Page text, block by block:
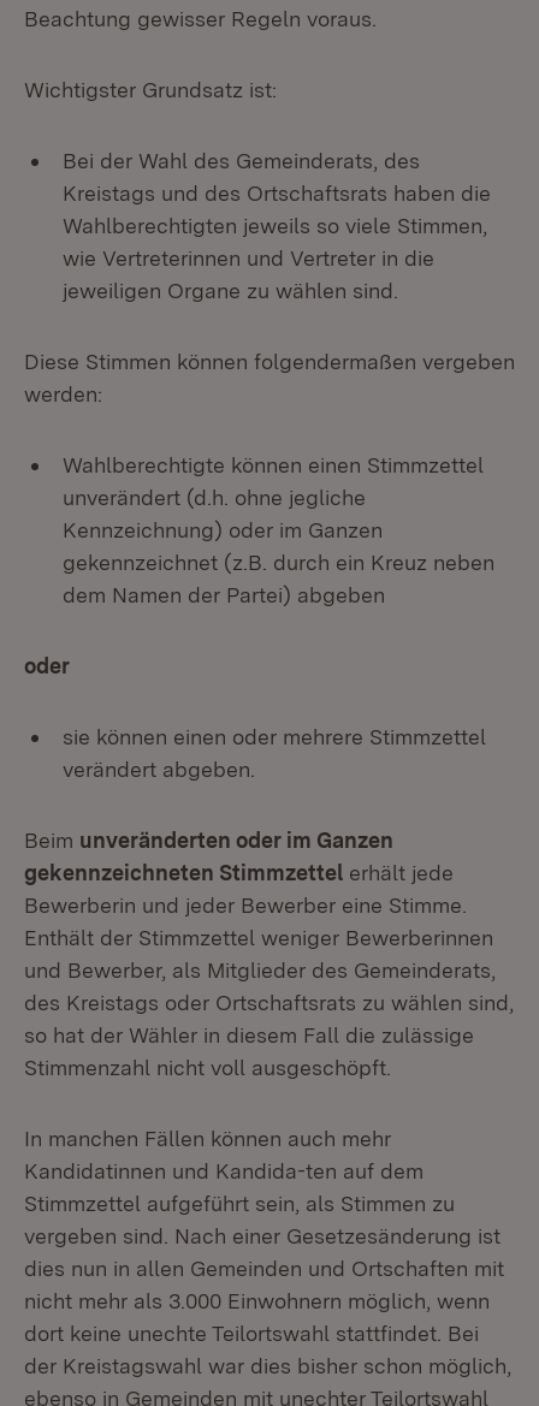
Beachtung gewisser Regeln voraus.
Wichtigster Grundsatz ist:
Bei der Wahl des Gemeinderats, des
Kreistags und des Ortschaftsrats haben die
Wahlberechtigten jeweils so viele Stimmen,
wie Vertreterinnen und Vertreter in die
jeweiligen Organe zu wählen sind.
Diese Stimmen können folgendermaßen vergeben
werden:
Wahlberechtigte können einen Stimmzettel
unverändert (d.h. ohne jegliche
Kennzeichnung) oder im Ganzen
gekennzeichnet (z.B. durch ein Kreuz neben
dem Namen der Partei) abgeben
oder
sie können einen oder mehrere Stimmzettel
verändert abgeben.
Beim unveränderten oder im Ganzen
gekennzeichneten Stimmzettel erhält jede
Bewerberin und jeder Bewerber eine Stimme.
Enthält der Stimmzettel weniger Bewerberinnen
und Bewerber, als Mitglieder des Gemeinderats,
des Kreistags oder Ortschaftsrats zu wählen sind,
so hat der Wähler in diesem Fall die zulässige
Stimmenzahl nicht voll ausgeschöpft.
In manchen Fällen können auch mehr
Kandidatinnen und Kandida-ten auf dem
Stimmzettel aufgeführt sein, als Stimmen zu
vergeben sind. Nach einer Gesetzesänderung ist
dies nun in allen Gemeinden und Ortschaften mit
nicht mehr als 3.000 Einwohnern möglich, wenn
dort keine unechte Teilortswahl stattfindet. Bei
der Kreistagswahl war dies bisher schon möglich,
ebenso in Gemeinden mit unechter Teilortswahl